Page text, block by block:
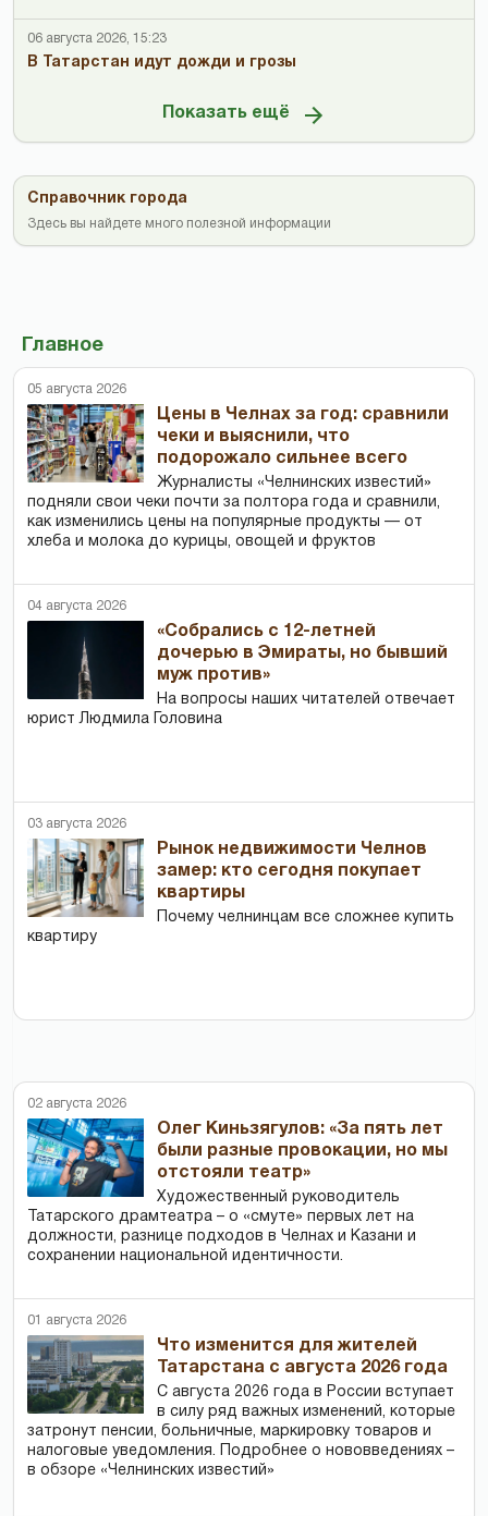
06 августа 2026, 15:23
В Татарстан идут дожди и грозы
Показать ещё
Справочник города
Здесь вы найдете много полезной информации
Главное
05 августа 2026
Цены в Челнах за год: сравнили
чеки и выяснили, что
подорожало сильнее всего
Журналисты «Челнинских известий»
подняли свои чеки почти за полтора года и сравнили,
как изменились цены на популярные продукты — от
хлеба и молока до курицы, овощей и фруктов
04 августа 2026
«Собрались с 12-летней
дочерью в Эмираты, но бывший
муж против»
На вопросы наших читателей отвечает
юрист Людмила Головина
03 августа 2026
Рынок недвижимости Челнов
замер: кто сегодня покупает
квартиры
Почему челнинцам все сложнее купить
квартиру
02 августа 2026
Олег Киньзягулов: «За пять лет
были разные провокации, но мы
отстояли театр»
Художественный руководитель
Татарского драмтеатра – о «смуте» первых лет на
должности, разнице подходов в Челнах и Казани и
сохранении национальной идентичности.
01 августа 2026
Что изменится для жителей
Татарстана с августа 2026 года
С августа 2026 года в России вступает
в силу ряд важных изменений, которые
затронут пенсии, больничные, маркировку товаров и
налоговые уведомления. Подробнее о нововведениях –
в обзоре «Челнинских известий»